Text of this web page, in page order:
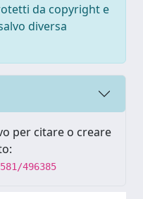
da copyright e
diversa
per citare o creare
496385